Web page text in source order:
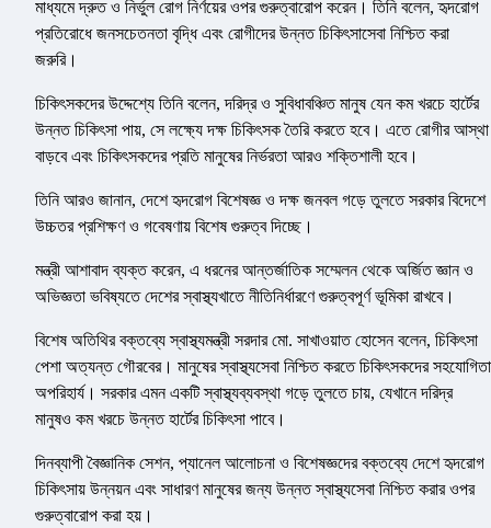
মাধ্যমে দ্রুত ও নির্ভুল রোগ নির্ণয়ের ওপর গুরুত্বারোপ করেন। তিনি বলেন, হৃদরোগ
প্রতিরোধে জনসচেতনতা বৃদ্ধি এবং রোগীদের উন্নত চিকিৎসাসেবা নিশ্চিত করা
জরুরি।
চিকিৎসকদের উদ্দেশ্যে তিনি বলেন, দরিদ্র ও সুবিধাবঞ্চিত মানুষ যেন কম খরচে হার্টের
উন্নত চিকিৎসা পায়, সে লক্ষ্যে দক্ষ চিকিৎসক তৈরি করতে হবে। এতে রোগীর আস্থা
বাড়বে এবং চিকিৎসকদের প্রতি মানুষের নির্ভরতা আরও শক্তিশালী হবে।
তিনি আরও জানান, দেশে হৃদরোগ বিশেষজ্ঞ ও দক্ষ জনবল গড়ে তুলতে সরকার বিদেশে
উচ্চতর প্রশিক্ষণ ও গবেষণায় বিশেষ গুরুত্ব দিচ্ছে।
মন্ত্রী আশাবাদ ব্যক্ত করেন, এ ধরনের আন্তর্জাতিক সম্মেলন থেকে অর্জিত জ্ঞান ও
অভিজ্ঞতা ভবিষ্যতে দেশের স্বাস্থ্যখাতে নীতিনির্ধারণে গুরুত্বপূর্ণ ভূমিকা রাখবে।
বিশেষ অতিথির বক্তব্যে স্বাস্থ্যমন্ত্রী সরদার মো. সাখাওয়াত হোসেন বলেন, চিকিৎসা
পেশা অত্যন্ত গৌরবের। মানুষের স্বাস্থ্যসেবা নিশ্চিত করতে চিকিৎসকদের সহযোগিতা
অপরিহার্য। সরকার এমন একটি স্বাস্থ্যব্যবস্থা গড়ে তুলতে চায়, যেখানে দরিদ্র
মানুষও কম খরচে উন্নত হার্টের চিকিৎসা পাবে।
দিনব্যাপী বৈজ্ঞানিক সেশন, প্যানেল আলোচনা ও বিশেষজ্ঞদের বক্তব্যে দেশে হৃদরোগ
চিকিৎসায় উন্নয়ন এবং সাধারণ মানুষের জন্য উন্নত স্বাস্থ্যসেবা নিশ্চিত করার ওপর
গুরুত্বারোপ করা হয়।